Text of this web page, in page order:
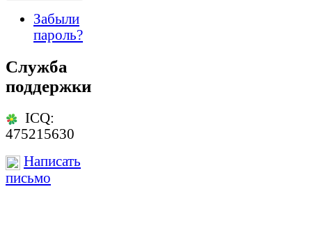
Забыли
пароль?
Служба
поддержки
ICQ:
475215630
Написать
письмо